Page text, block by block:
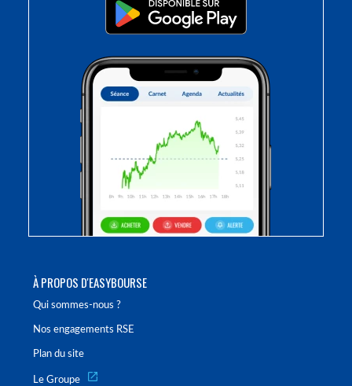
À PROPOS D'EASYBOURSE
Qui sommes-nous ?
Nos engagements RSE
Plan du site
Le Groupe